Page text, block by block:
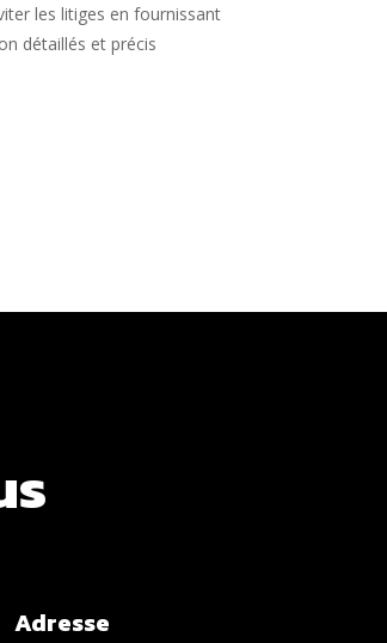
les litiges en fournissant
détaillés et précis
Adresse